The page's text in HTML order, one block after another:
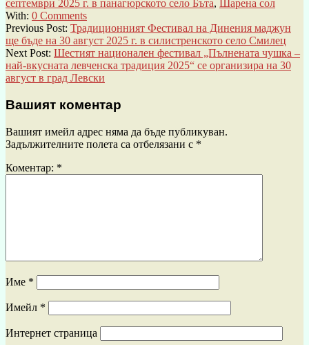
септември 2025 г. в панагюрското село Бъта, Шарена сол
With: 0 Comments
Previous Post: Традиционният Фестивал на Динения маджун
ще бъде на 30 август 2025 г. в силистренското село Смилец
Next Post: Шестият национален фестивал „Пълнената чушка –
най-вкусната левченска традиция 2025“ се организира на 30
август в град Левски
Вашият коментар
Вашият имейл адрес няма да бъде публикуван.
Задължителните полета са отбелязани с *
Коментар: *
Име *
Имейл *
Интернет страница